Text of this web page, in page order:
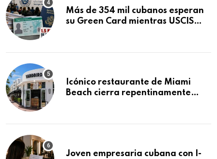
Más de 354 mil cubanos esperan
su Green Card mientras USCIS
Icónico restaurante de Miami
Beach cierra repentinamente
Joven empresaria cubana con I-